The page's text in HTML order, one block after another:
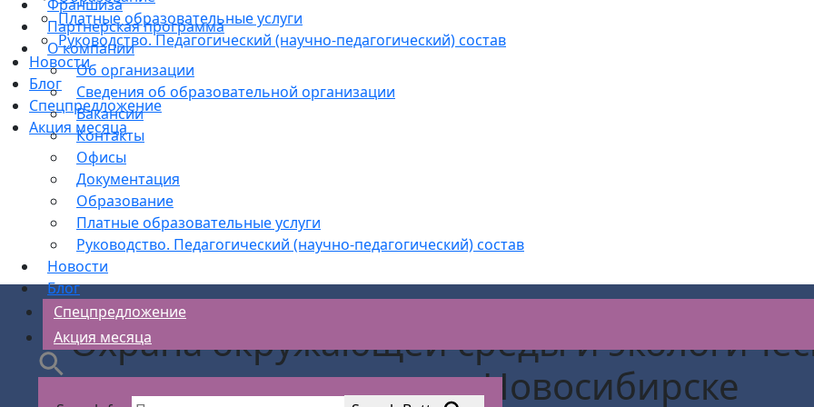
Платные образовательные услуги
Руководство. Педагогический (научно-педагогический) состав
Новости
Блог
Спецпредложение
Акция месяца
Франшиза
Партнерская программа
О компании
Об организации
Сведения об образовательной организации
Вакансии
Контакты
Офисы
Документация
Образование
Платные образовательные услуги
Руководство. Педагогический (научно-педагогический) состав
Новости
Блог
Спецпредложение
Акция месяца
Охрана окружающей среды и
Новосибирске